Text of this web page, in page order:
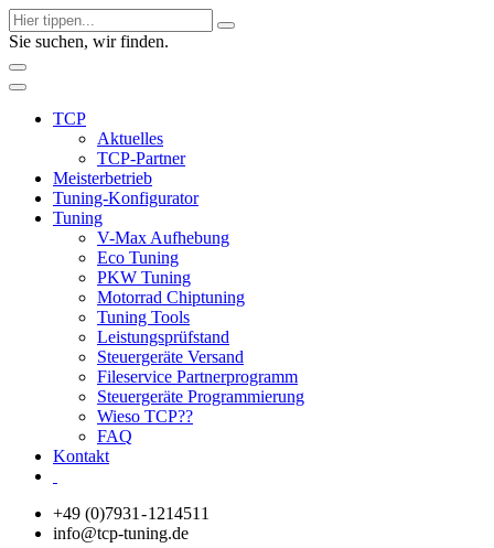
Sie suchen, wir finden.
TCP
Aktuelles
TCP-Partner
Meisterbetrieb
Tuning-Konfigurator
Tuning
V-Max Aufhebung
Eco Tuning
PKW Tuning
Motorrad Chiptuning
Tuning Tools
Leistungsprüfstand
Steuergeräte Versand
Fileservice Partnerprogramm
Steuergeräte Programmierung
Wieso TCP??
FAQ
Kontakt
+49 (0)7931 - 1214511
info@tcp-tuning.de